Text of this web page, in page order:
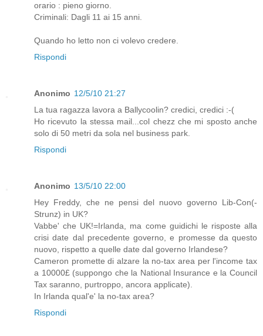
orario : pieno giorno.
Criminali: Dagli 11 ai 15 anni.
Quando ho letto non ci volevo credere.
Rispondi
Anonimo 12/5/10 21:27
La tua ragazza lavora a Ballycoolin? credici, credici :-(
Ho ricevuto la stessa mail...col chezz che mi sposto anche
solo di 50 metri da sola nel business park.
Rispondi
Anonimo 13/5/10 22:00
Hey Freddy, che ne pensi del nuovo governo Lib-Con(-
Strunz) in UK?
Vabbe' che UK!=Irlanda, ma come guidichi le risposte alla
crisi date dal precedente governo, e promesse da questo
nuovo, rispetto a quelle date dal governo Irlandese?
Cameron promette di alzare la no-tax area per l'income tax
a 10000£ (suppongo che la National Insurance e la Council
Tax saranno, purtroppo, ancora applicate).
In Irlanda qual'e' la no-tax area?
Rispondi